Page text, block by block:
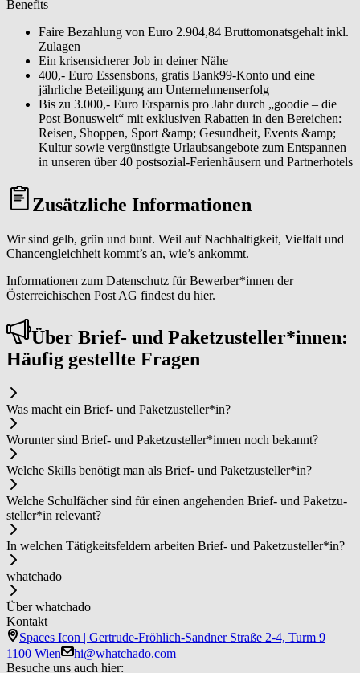
Benefits
Faire Bezahlung von Euro 2.904,84 Bruttomonatsgehalt inkl.
Zulagen
Ein krisensicherer Job in deiner Nähe
400,- Euro Essensbons, gratis Bank99-Konto und eine
jährliche Beteiligung am Unternehmenserfolg
Bis zu 3.000,- Euro Ersparnis pro Jahr durch „goodie – die
Post Bonuswelt“ mit exklusiven Rabatten in den Bereichen:
Reisen, Shoppen, Sport &amp; Gesundheit, Events &amp;
Kultur sowie vergünstigte Urlaubsangebote zum Entspannen
in unseren über 40 postsozial-Ferienhäusern und Partnerhotels
Zusätzliche Informationen
Wir sind gelb, grün und bunt. Weil auf Nachhaltigkeit, Vielfalt und
Chancengleichheit kommt’s an, wie’s ankommt.
Informationen zum Datenschutz für Bewerber*innen der
Österreichischen Post AG findest du hier.
Über Brie­f- un­d ­Pa­ket­zu­stel­ler*in­nen:
Häufig gestellte Fragen
Was macht ein Brie­f- un­d ­Pa­ket­zu­stel­ler*in?
Worunter sind Brie­f- un­d ­Pa­ket­zu­stel­ler*in­nen noch bekannt?
Welche Skills benötigt man als Brie­f- un­d ­Pa­ket­zu­stel­ler*in?
Welche Schulfächer sind für einen angehenden Brie­f- un­d ­Pa­ket­zu­
stel­ler*in relevant?
In welchen Tätigkeitsfeldern arbeiten Brie­f- un­d ­Pa­ket­zu­stel­ler*in?
whatchado
Über whatchado
Kontakt
Spaces Icon | Gertrude-Fröhlich-Sandner Straße 2-4, Turm 9
1100 Wien
hi@whatchado.com
Besuche uns auch hier: